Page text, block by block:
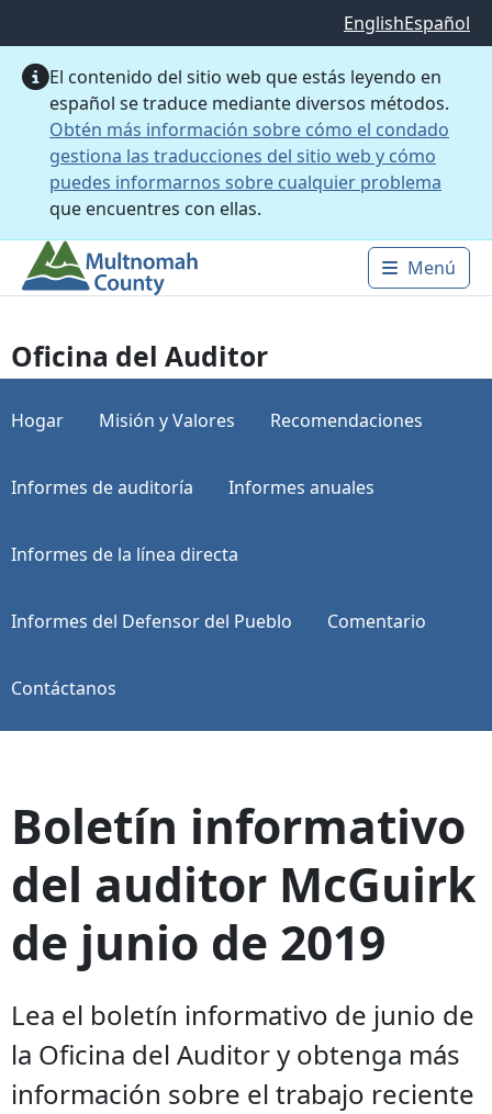
EnglishEspañol
El contenido del sitio web que estás leyendo en
español se traduce mediante diversos métodos.
Obtén más información sobre cómo el condado
gestiona las traducciones del sitio web y cómo
puedes informarnos sobre cualquier problema
que encuentres con ellas.
Main
Menú
Oficina del Auditor
Hogar Misión y Valores Recomendaciones
Informes de auditoría Informes anuales
Informes de la línea directa
Informes del Defensor del Pueblo Comentario
Contáctanos
Boletín informativo
del auditor McGuirk
de junio de 2019
Lea el boletín informativo de junio de
la Oficina del Auditor y obtenga más
información sobre el trabajo reciente